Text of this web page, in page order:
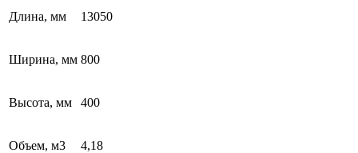
Длина, мм 13050
Ширина, мм 800
Высота, мм 400
Объем, м3 4,18